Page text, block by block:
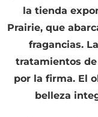
la tienda
Prairie, que
fragancias.
tratamientos
por la firma. El
belleza